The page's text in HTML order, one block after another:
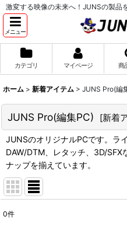
激変する映像の未来へ！JUNSの製品
メニュー
カテゴリ マイページ 商
ホーム > 新着アイテム > JUNS Pro(編
JUNS Pro(編集PC) [新着
JUNSのオリジナルPCです。ラ
DAW/DTM、レタッチ、3D/SFX
ナップを揃えています。
0件